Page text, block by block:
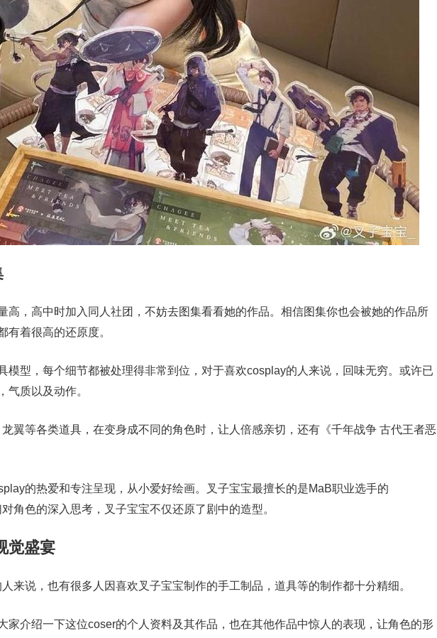
高，高中时加入同人社团，不妨去图集看看她的作品。相信图集你也会被她的作品所
有着很高的还原度。
模型，每个细节都被处理得非常到位，对于喜欢cosplay的人来说，回味无穷。或许已
气质以及动作。
翼等各类道具，在变身成不同的角色时，让人倍感亲切，还有《千年战争 古代王者恶
的热爱和专注呈现，从小爱好绘画。叉子宝宝最擅长的是MaB职业选手的
角色的深入思考，叉子宝宝不仅还原了剧中的造型。
觉盛宴
来说，也有很多人因喜欢叉子宝宝制作的手工制品，道具等的制作都十分精细。
家介绍一下这位coser的个人资料及其作品，也在其他作品中惊人的表现，让角色的形